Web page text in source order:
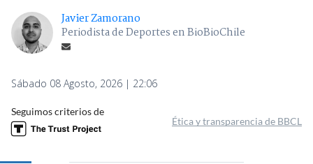
Javier Zamorano
Periodista de Deportes en BioBioChile
Sábado 08 Agosto, 2026 | 22:06
Seguimos criterios de
Ética y transparencia de BBCL